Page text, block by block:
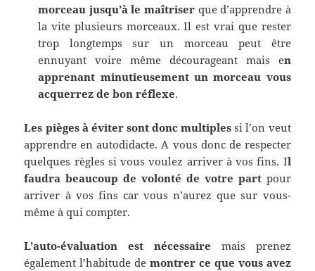
morceau jusqu’à le maîtriser que d’apprendre à
la vite plusieurs morceaux. Il est vrai que rester
trop longtemps sur un morceau peut être
ennuyant voire même décourageant mais en
apprenant minutieusement un morceau vous
acquerrez de bonréflexe.
Les pièges à éviter sont donc multiples si l’on veut
apprendre en autodidacte. A vous donc de respecter
quelques règles si vous voulez arriver à vos fins. Il
faudra beaucoup de volonté de votre partpour
arriver à vos fins car vous n’aurez que sur vous-
même à qui compter.
L’auto-évaluation est nécessaire mais prenez
également l’habitude demontrer ce que vous avez